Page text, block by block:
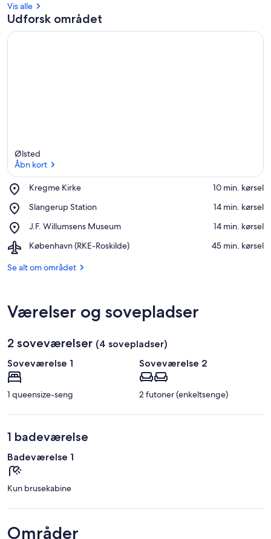
Vis alle
Udforsk området
Ølsted
Åbn kort
Kregme Kirke
Place,
Kirke
‪10 min. kørsel‬
Slangerup Station
Place,
Station
‪14 min. kørsel‬
J.F. Willumsens Museum
Place,
Willumsens
‪14 min. kørsel‬
København (RKE-Roskilde)
Airport,
(RKE-
‪45 min. kørsel‬
Se alt om området
Værelser og sovepladser
2 soveværelser (4 sovepladser)
Soveværelse 1
1 queensize-seng
Soveværelse 2
2 futoner (enkeltsenge)
1 badeværelse
Badeværelse 1
Kun brusekabine
Områder